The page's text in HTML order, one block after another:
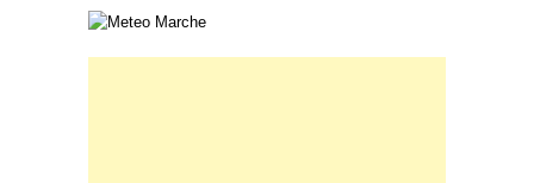
Carta meteorologica delle Marche